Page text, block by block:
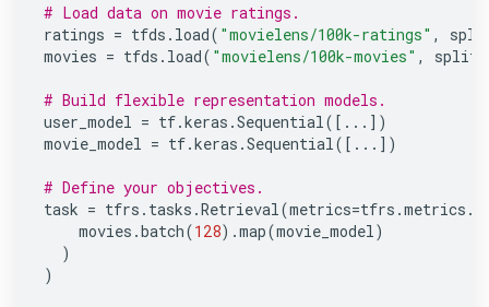
# Load data on movie ratings.
ratings = tfds . load( "movielens/100k-ratings" ,
movies = tfds . load( "movielens/100k-movies" , split
# Build flexible representation models.
user_model = tf.keras .Sequential([ ... ])
movie_model = tf.keras .Sequential([ ... ])
# Define your objectives.
task = tfrs . tasks .Retrieval(metrics=tfrs .metrics .
movies .batch(128) .map(movie_model)
)
)